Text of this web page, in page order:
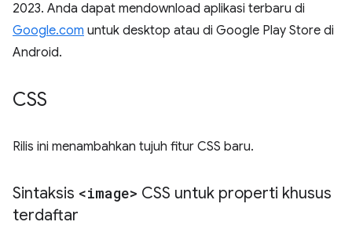
2023. Anda dapat mendownload aplikasi terbaru di
Google.com untuk desktop atau di Google Play Store di
Android.
CSS
Rilis ini menambahkan tujuh fitur CSS baru.
Sintaksis <image> CSS untuk properti khusus
terdaftar